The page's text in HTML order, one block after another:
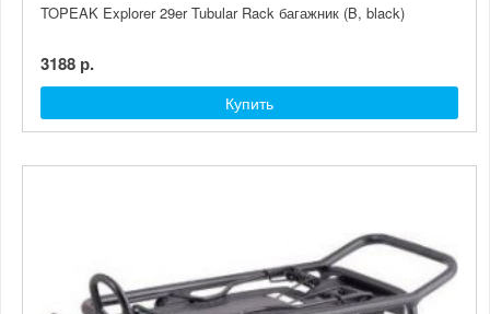
TOPEAK Explorer 29er Tubular Rack багажник (B, black)
3188 р.
Купить